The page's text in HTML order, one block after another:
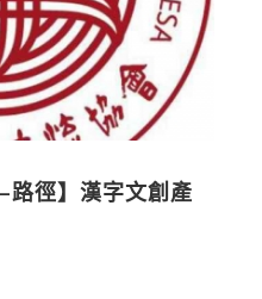
路徑】漢字文創產